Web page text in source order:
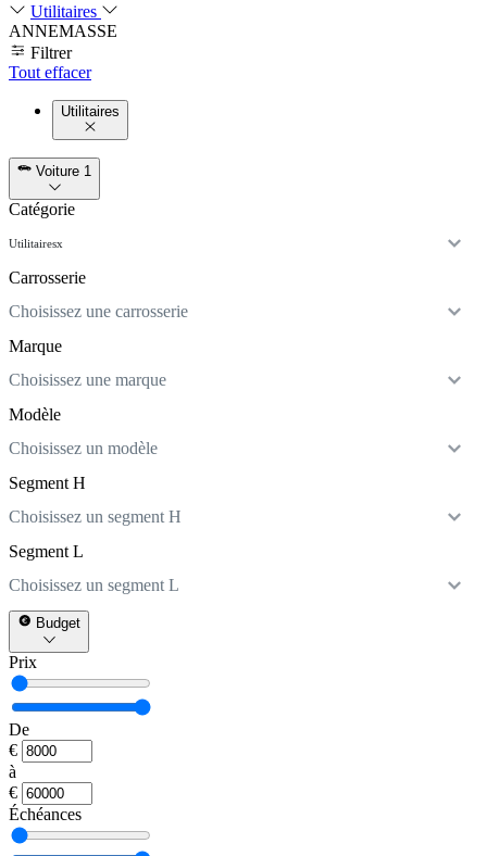
Utilitaires
ANNEMASSE
Filtrer
Tout effacer
Utilitaires
Voiture 1
Catégorie
Utilitairesx
Carrosserie
Choisissez une carrosserie
Marque
Choisissez une marque
Modèle
Choisissez un modèle
Segment H
Choisissez un segment H
Segment L
Choisissez un segment L
Budget
Prix
De
€
à
€
Échéances